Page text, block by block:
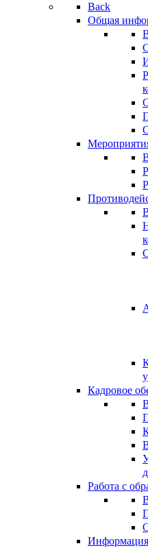
Back
Общая
Кадровое
Работа с
Информация